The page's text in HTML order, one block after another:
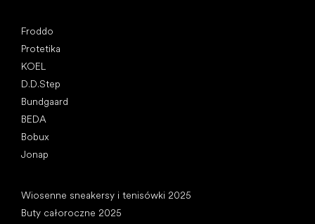
Froddo
Protetika
KOEL
D.D.Step
Bundgaard
BEDA
Bobux
Jonap
Wiosenne sneakersy i tenisówki 2025
Buty całoroczne 2025